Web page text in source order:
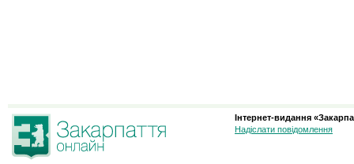
Інтернет-видання
Надіслати повідомлення